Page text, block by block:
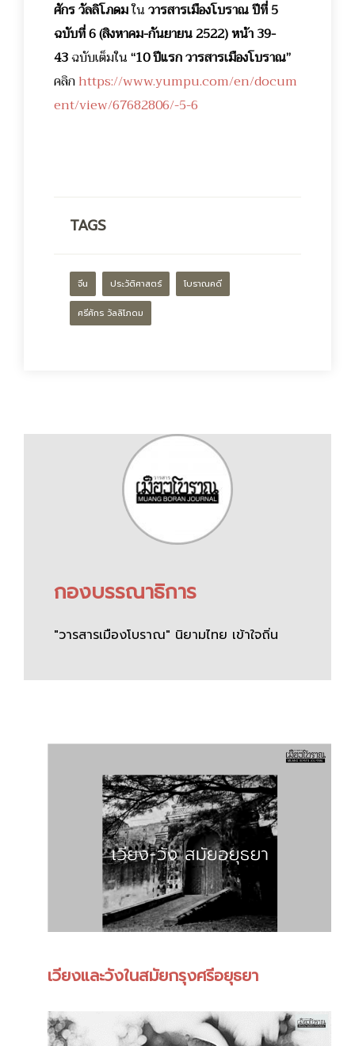
ศักร วัลลิโภดมในวารสารเมืองโบราณ ปีที่ 5
ฉบับที่ 6 (สิงหาคม-กันยายน 2522) หน้า 39-
43ฉบับเต็มใน“10 ปีแรก วารสารเมืองโบราณ”
คลิกhttps://www.yumpu.com/en/docum
ent/view/67682806/-5-6
TAGS
จีน ประวัติศาสตร์ โบราณคดี
ศรีศักร วัลลิโภดม
กองบรรณาธิการ
"วารสารเมืองโบราณ" นิยามไทย เข้าใจถิ่น
เวียงและวังในสมัยกรุงศรีอยุธยา